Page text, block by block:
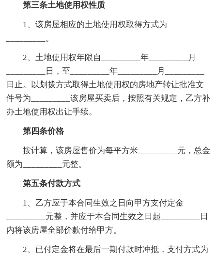
第三条土地使用权性质
1、该房屋相应的土地使用权取得方式为
_________。
2、土地使用权年限自_________年_________月
_________日，至_________年_________月_________
日止。以划拨方式取得土地使用权的房地产转让批准文
件号为_________该房屋买卖后，按照有关规定，乙方补
办土地使用权出让手续。
第四条价格
按计算，该房屋售价为每平方米_________元，总金
额为_________元整。
第五条付款方式
1、乙方应于本合同生效之日向甲方支付定金
_________元整，并应于本合同生效之日起_________日
内将该房屋全部价款付给甲方。
2、已付定金将在最后一期付款时冲抵，支付方式为